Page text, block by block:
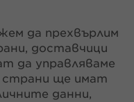
да прехвърлим
доставчици
да управляваме
страни ще имат
данни,